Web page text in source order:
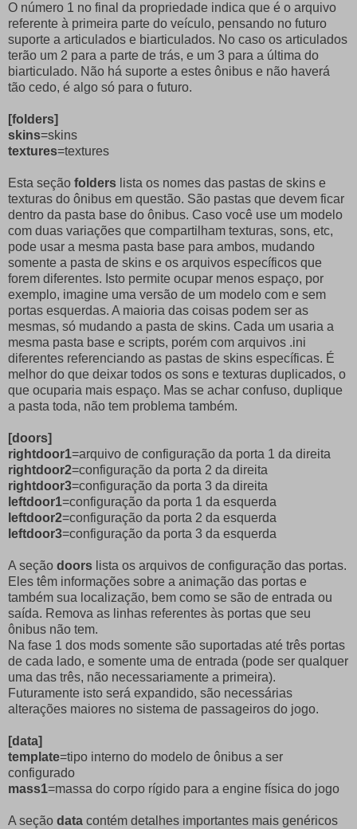
O número 1 no final da propriedade indica que é o arquivo
referente à primeira parte do veículo, pensando no futuro
suporte a articulados e biarticulados. No caso os articulados
terão um 2 para a parte de trás, e um 3 para a última do
biarticulado. Não há suporte a estes ônibus e não haverá
tão cedo, é algo só para o futuro.
[folders]
skins=skins
textures=textures
Esta seção folders lista os nomes das pastas de skins e
texturas do ônibus em questão. São pastas que devem ficar
dentro da pasta base do ônibus. Caso você use um modelo
com duas variações que compartilham texturas, sons, etc,
pode usar a mesma pasta base para ambos, mudando
somente a pasta de skins e os arquivos específicos que
forem diferentes. Isto permite ocupar menos espaço, por
exemplo, imagine uma versão de um modelo com e sem
portas esquerdas. A maioria das coisas podem ser as
mesmas, só mudando a pasta de skins. Cada um usaria a
mesma pasta base e scripts, porém com arquivos .ini
diferentes referenciando as pastas de skins específicas. É
melhor do que deixar todos os sons e texturas duplicados, o
que ocuparia mais espaço. Mas se achar confuso, duplique
a pasta toda, não tem problema também.
[doors]
rightdoor1=arquivo de configuração da porta 1 da direita
rightdoor2=configuração da porta 2 da direita
rightdoor3=configuração da porta 3 da direita
leftdoor1=configuração da porta 1 da esquerda
leftdoor2=configuração da porta 2 da esquerda
leftdoor3=configuração da porta 3 da esquerda
A seção doors lista os arquivos de configuração das portas.
Eles têm informações sobre a animação das portas e
também sua localização, bem como se são de entrada ou
saída. Remova as linhas referentes às portas que seu
ônibus não tem.
Na fase 1 dos mods somente são suportadas até três portas
de cada lado, e somente uma de entrada (pode ser qualquer
uma das três, não necessariamente a primeira).
Futuramente isto será expandido, são necessárias
alterações maiores no sistema de passageiros do jogo.
[data]
template=tipo interno do modelo de ônibus a ser
configurado
mass1=massa do corpo rígido para a engine física do jogo
A seção data contém detalhes importantes mais genéricos